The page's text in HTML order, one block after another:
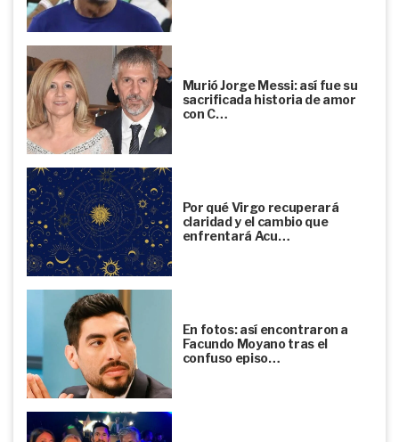
Murió Jorge Messi: así fue su
sacrificada historia de amor
con C…
Por qué Virgo recuperará
claridad y el cambio que
enfrentará Acu…
En fotos: así encontraron a
Facundo Moyano tras el
confuso episo…